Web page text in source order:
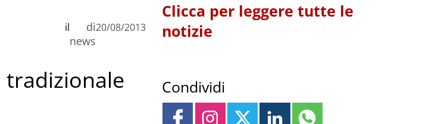
di
news
il 20/08/2013
tradizionale
Clicca per leggere tutte le
notizie
Condividi